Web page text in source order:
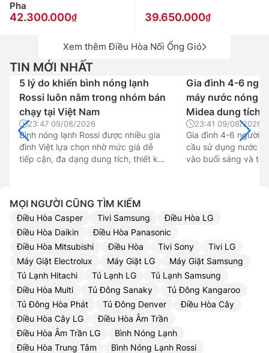
Pha
42.300.000 39.650.000
Xem thêm Điều Hòa Nối Ống Gió
TIN MỚI NHẤT
5 lý do khiến bình nóng lạnh
Rossi luôn nằm trong nhóm bán
chạy tại Việt Nam
23:47 09/08/2026
Bình nóng lạnh Rossi được nhiều gia
đình Việt lựa chọn nhờ mức giá dễ
tiếp cận, đa dạng dung tích, thiết kế
Rossi đáp ứng khá tốt nhu cầu sử
dụng thực tế, trở thành lựa chọn
đáng cân nhắc trong phân khúc phổ
thông.
Gia đình 4-6
máy nước nóng
Midea dung tích
23:41 09/08/2026
Gia đình 4-6 người
cầu sử dụng nước
vào buổi sáng và
hành. Vậy gia đình
MỌI NGƯỜI CŨNG TÌM KIẾM
Điều Hòa Casper Tivi Samsung
Điều Hòa LG
Điều Hòa Daikin
Điều Hòa Panasonic
Điều Hòa Mitsubishi
Điều Hòa Tivi Sony
Tivi LG
Máy Giặt Electrolux
Máy Giặt LG
Máy Giặt Samsung
Tủ Lạnh Hitachi
Tủ Lạnh LG
Tủ Lạnh Samsung
Điều Hòa Multi
Tủ Đông Sanaky
Tủ Đông Kangaroo
Tủ Đông Hòa Phát
Tủ Đông Denver
Điều Hòa Cây
Điều Hòa Cây LG
Điều Hòa Âm Trần
Điều Hòa Âm Trần LG
Bình Nóng Lạnh
Điều Hòa Trung Tâm
Bình Nóng Lạnh Rossi